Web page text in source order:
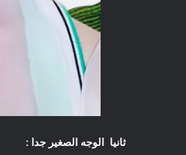
ثانيا الوجه الصغير جدا :